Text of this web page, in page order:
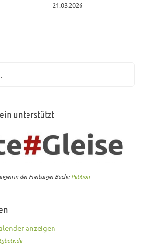
21.03.2026
unterstützt
in der Freiburger Bucht: Petition
anzeigen